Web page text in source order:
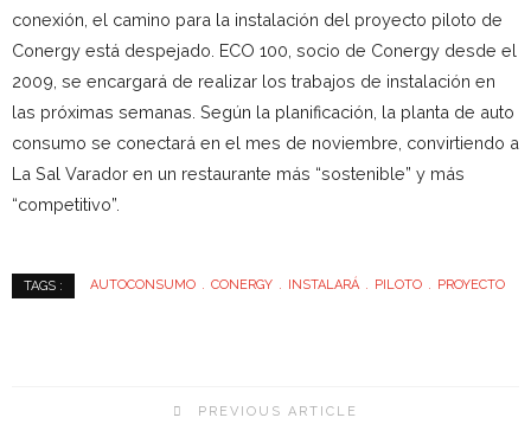
conexión, el camino para la instalación del proyecto piloto de
Conergy está despejado. ECO 100, socio de Conergy desde el
2009, se encargará de realizar los trabajos de instalación en
las próximas semanas. Según la planificación, la planta de auto
consumo se conectará en el mes de noviembre, convirtiendo a
La Sal Varador en un restaurante más “sostenible” y más
“competitivo”.
TAGS : AUTOCONSUMO CONERGY INSTALARÁ PILOTO PROYECTO
PREVIOUS ARTICLE